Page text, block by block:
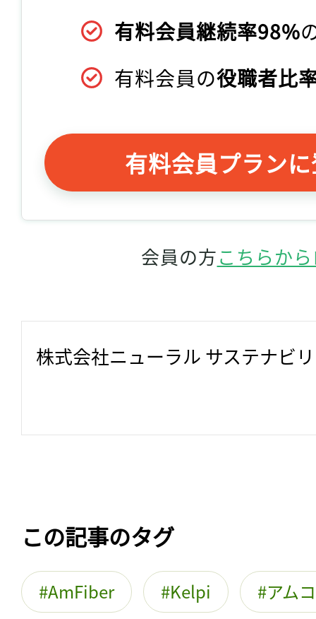
有料会員継続率98%
有料会員の役職者比
有料会員プラン
会員の方こちらか
株式会社ニューラル サステナビ
この記事のタグ
AmFiber Kelpi アム